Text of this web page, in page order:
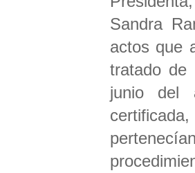
Sandra
actos que
tratado de
junio del